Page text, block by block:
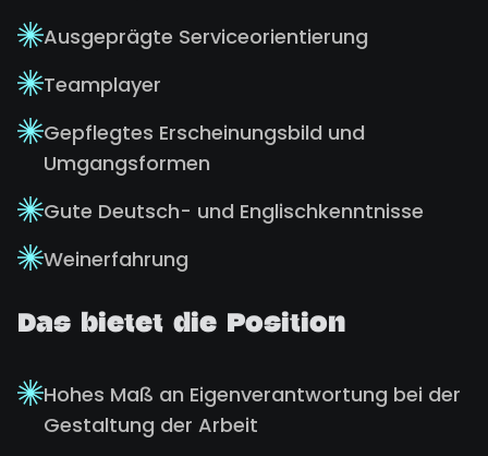
Ausgeprägte Serviceorientierung
Teamplayer
Gepflegtes Erscheinungsbild und
Umgangsformen
Gute Deutsch- und Englischkenntnisse
Weinerfahrung
Das bietet die Position
Hohes Maß an Eigenverantwortung bei der
Gestaltung der Arbeit